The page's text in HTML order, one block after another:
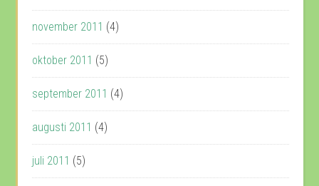
november 2011 (4)
oktober 2011 (5)
september 2011 (4)
augusti 2011 (4)
juli 2011 (5)